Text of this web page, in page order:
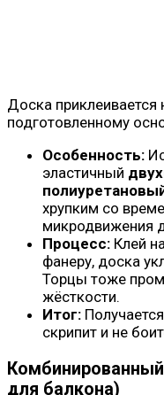
Доска приклеивается
подготовленному
Особенность:
эластичный
хрупким со
микродвижения
Процесс: Клей
фанеру, доска
Торцы тоже
жёсткости.
Итог:
скрипит и не
для балкона)